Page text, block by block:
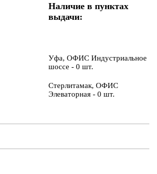
Наличие в пунктах
выдачи:
Уфа, ОФИС Индустриальное
шоссе - 0 шт.
Стерлитамак, ОФИС
Элеваторная - 0 шт.